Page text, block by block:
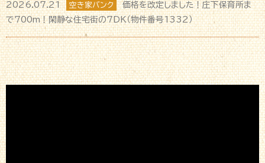
2026.07.21 空き家バンク
価格を改定しました！庄下保育所ま
で700m！閑静な住宅街の7DK（物件番号1332）